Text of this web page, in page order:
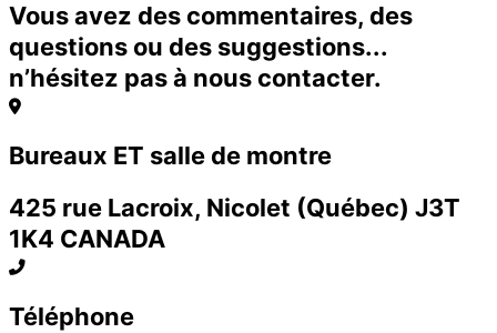
Vous avez des commentaires, des
questions ou des suggestions...
n’hésitez pas à nous contacter.
Bureaux ET salle de montre
425 rue Lacroix, Nicolet (Québec) J3T
1K4 CANADA
Téléphone